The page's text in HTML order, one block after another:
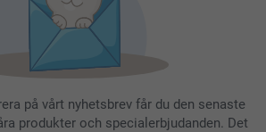
på vårt nyhetsbrev får du den senaste
produkter och specialerbjudanden. Det